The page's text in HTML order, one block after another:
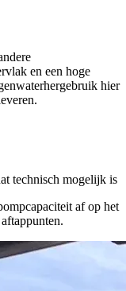
en een hoge
hier
technisch mogelijk is
af op het